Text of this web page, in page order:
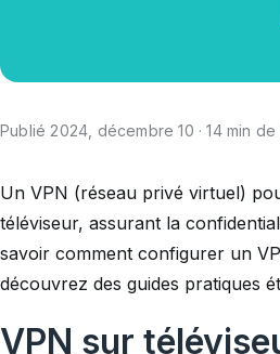
Publié 2024, décembre 10 · 14 min
Un VPN (réseau privé virtuel)
téléviseur, assurant la
savoir comment configurer un
découvrez des guides pratiques
VPN sur